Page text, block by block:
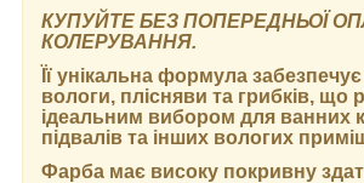
КУПУЙТЕ БЕЗ ПОПЕРЕДНЬОЇ
КОЛЕРУВАННЯ.
Її унікальна формула забезпечує
вологи, плісняви та грибків, що
ідеальним вибором для ванних
підвалів та інших вологих
Фарба має високу покривну